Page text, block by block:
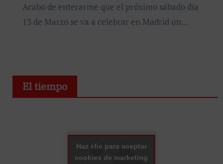
Acabo de enterarme que el próximo sábado día
13 de Marzo se va a celebrar en Madrid un…
El tiempo
Haz clic para aceptar
cookies de marketing